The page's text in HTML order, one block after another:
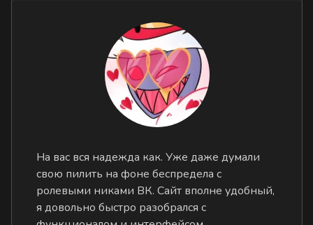
На вас вся надежда как. Уже даже думали
свою пилить на фоне беспредела с
ролевыми никами ВК. Сайт вполне удобный,
я довольно быстро разобрался с